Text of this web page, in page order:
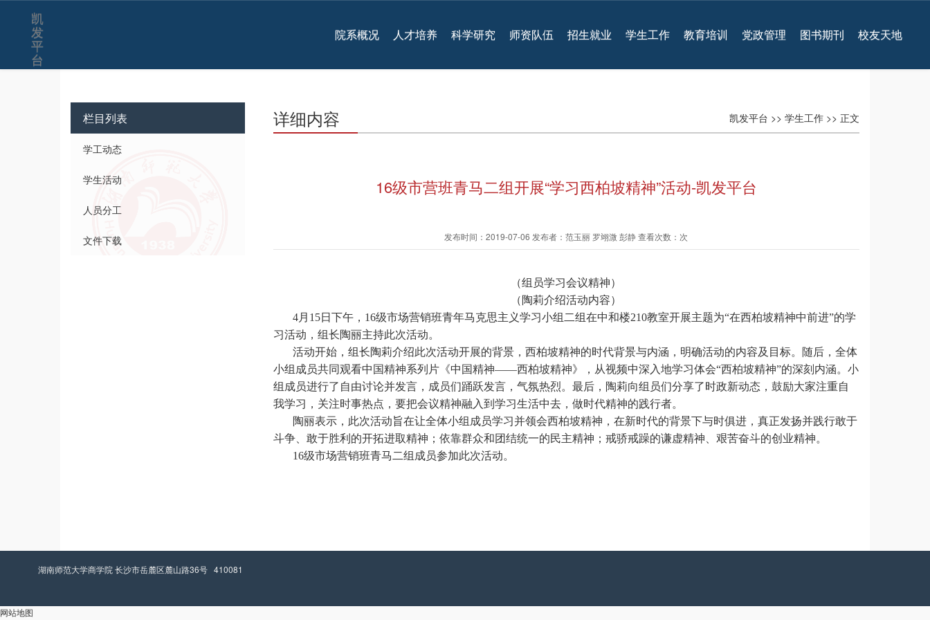
凯
发
平
台
院系概况 人才培养 科学研究 师资队伍 招生就业 学生工作 教育培训 党政管理 图书期刊 校友天地
栏目列表
学工动态
学生活动
人员分工
文件下载
凯发平台 >> 学生工作 >> 正文
详细内容
16级市营班青马二组开展“学习西柏坡精神”活动-凯发平台
发布时间：2019-07-06 发布者：范玉丽 罗翊溦 彭静 查看次数：次
（组员学习会议精神）
（陶莉介绍活动内容）
4月15日下午，16级市场营销班青年马克思主义学习小组二组在中和楼210教室开展主题为“在西柏坡精神中前进”的学
习活动，组长陶丽主持此次活动。
活动开始，组长陶莉介绍此次活动开展的背景，西柏坡精神的时代背景与内涵，明确活动的内容及目标。随后，全体
小组成员共同观看中国精神系列片《中国精神——西柏坡精神》，从视频中深入地学习体会“西柏坡精神”的深刻内涵。小
组成员进行了自由讨论并发言，成员们踊跃发言，气氛热烈。最后，陶莉向组员们分享了时政新动态，鼓励大家注重自
我学习，关注时事热点，要把会议精神融入到学习生活中去，做时代精神的践行者。
陶丽表示，此次活动旨在让全体小组成员学习并领会西柏坡精神，在新时代的背景下与时俱进，真正发扬并践行敢于
斗争、敢于胜利的开拓进取精神；依靠群众和团结统一的民主精神；戒骄戒躁的谦虚精神、艰苦奋斗的创业精神。
16级市场营销班青马二组成员参加此次活动。
湖南师范大学商学院 长沙市岳麓区麓山路36号 410081
网站地图